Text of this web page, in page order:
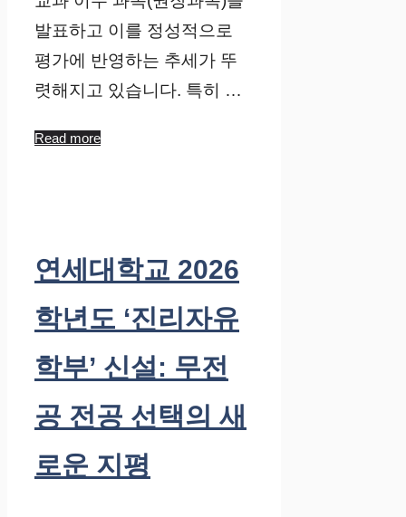
발표하고 이를 정성적으로
평가에 반영하는 추세가 뚜
렷해지고 있습니다. 특히 …
Read more
연세대학교 2026
학년도 ‘진리자유
학부’ 신설: 무전
공 전공 선택의 새
로운 지평